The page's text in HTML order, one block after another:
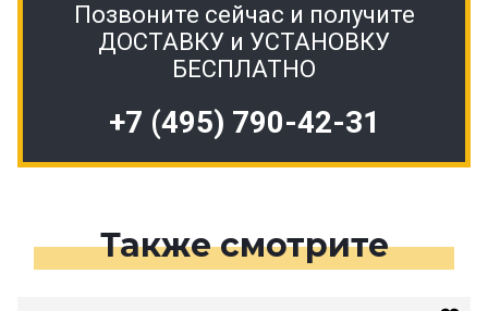
Позвоните сейчас и получите
ДОСТАВКУ и УСТАНОВКУ
БЕСПЛАТНО
+7 (495) 790-42-31
Также смотрите